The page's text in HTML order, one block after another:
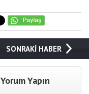
SONRAKİ HABER
Yorum Yapın